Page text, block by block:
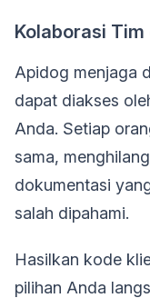
Kolaborasi
Apidog menjaga
dapat diakses
Anda. Setiap
sama,
dokumentasi
salah dipahami.
Hasilkan kode
pilihan Anda